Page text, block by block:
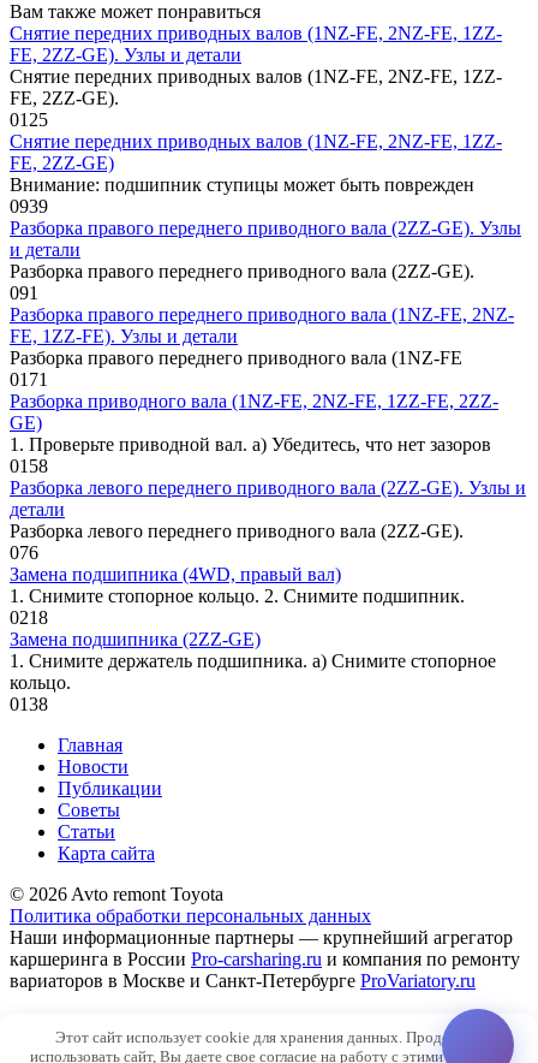
Вам также может понравиться
Снятие передних приводных валов (1NZ-FE, 2NZ-FE, 1ZZ-
FE, 2ZZ-GE). Узлы и детали
Снятие передних приводных валов (1NZ-FE, 2NZ-FE, 1ZZ-
FE, 2ZZ-GE).
0125
Снятие передних приводных валов (1NZ-FE, 2NZ-FE, 1ZZ-
FE, 2ZZ-GE)
Внимание: подшипник ступицы мо­жет быть поврежден
0939
Разборка правого переднего приводного вала (2ZZ-GE). Узлы
и детали
Разборка правого переднего приводного вала (2ZZ-GE).
091
Разборка правого переднего приводного вала (1NZ-FE, 2NZ-
FE, 1ZZ-FE). Узлы и детали
Разборка правого переднего приводного вала (1NZ-FE
0171
Разборка приводного вала (1NZ-FE, 2NZ-FE, 1ZZ-FE, 2ZZ-
GE)
1. Проверьте приводной вал. а) Убедитесь, что нет зазоров
0158
Разборка левого переднего приводного вала (2ZZ-GE). Узлы и
детали
Разборка левого переднего приводного вала (2ZZ-GE).
076
Замена подшипника (4WD, правый вал)
1. Снимите стопорное кольцо. 2. Снимите подшипник.
0218
Замена подшипника (2ZZ-GE)
1. Снимите держатель подшипника. а) Снимите стопорное
кольцо.
0138
Главная
Новости
Публикации
Советы
Статьи
Карта сайта
© 2026 Avto remont Toyota
Политика обработки персональных данных
Наши информационные партнеры — крупнейший агрегатор
каршеринга в России Pro-carsharing.ru и компания по ремонту
вариаторов в Москве и Санкт-Петербурге ProVariatory.ru
Сео-продвижение и техническое сопровождение сайта
SiteNaWordpres.ru
Этот сайт использует cookie для хранения данных. Продолжая
использовать сайт, Вы даете свое согласие на работу с этими файлами.